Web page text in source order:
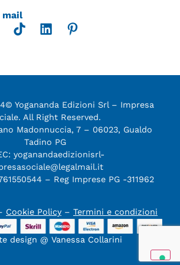
mail
Yogananda Edizioni Srl – Impresa
All Right Reserved.
Madonnuccia, 7 – 06023, Gualdo
Tadino PG
yoganandaedizionisrl-
– Reg Imprese PG -311962
Cookie Policy – Termini e condizioni
design @ Vanessa Collarini